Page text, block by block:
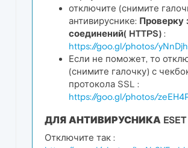
отключите (снимите
антивируснике:
соединений( HTTPS) :
https://goo.gl/photos/
Если не поможет, то
(снимите галочку) с
протокола SSL :
https://goo.gl/photos/
ДЛЯ АНТИВИРУСНИКА ESET
Отключите так :